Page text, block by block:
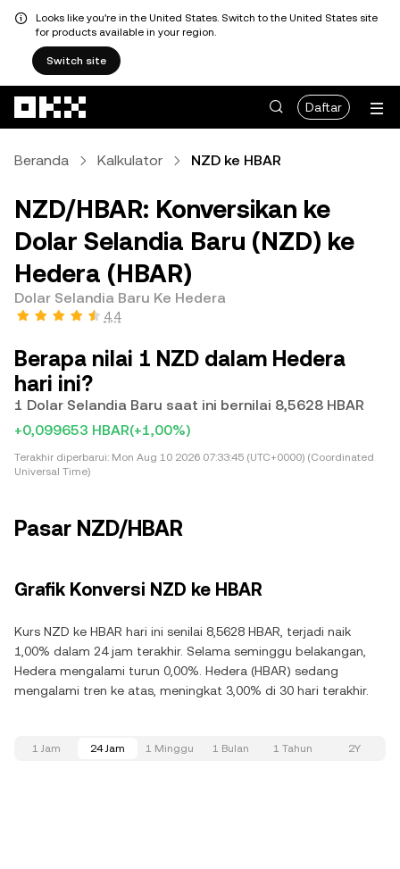
Looks like you're in the United States. Switch to the United States site
for products available in your region.
Switch site
Daftar
Beranda Kalkulator NZD ke HBAR
NZD/HBAR: Konversikan ke
Dolar Selandia Baru (NZD) ke
Hedera (HBAR)
Dolar Selandia Baru Ke Hedera
4,4
Berapa nilai 1 NZD dalam Hedera
hari ini?
1 Dolar Selandia Baru saat ini bernilai 8,5628 HBAR
+0,099653 HBAR(+1,00%)
Terakhir diperbarui: Mon Aug 10 2026 07:33:45 (UTC+0000) (Coordinated
Universal Time)
Pasar NZD/HBAR
Grafik Konversi NZD ke HBAR
Kurs NZD ke HBAR hari ini senilai 8,5628 HBAR, terjadi naik
1,00% dalam 24 jam terakhir. Selama seminggu belakangan,
Hedera mengalami turun 0,00%. Hedera (HBAR) sedang
mengalami tren ke atas, meningkat 3,00% di 30 hari terakhir.
1 Jam 24 Jam 1 Minggu 1 Bulan 1 Tahun 2Y